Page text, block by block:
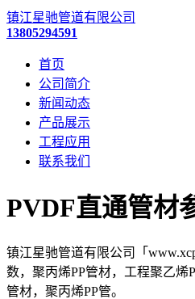
镇江星驰管道有限公司
13805294591
首页
公司简介
新闻动态
产品展示
工程应用
联系我们
PVDF直通管材
镇江星驰管道有限公司「
数，聚丙烯PP管材，工程聚乙烯
管材，聚丙烯PP管。